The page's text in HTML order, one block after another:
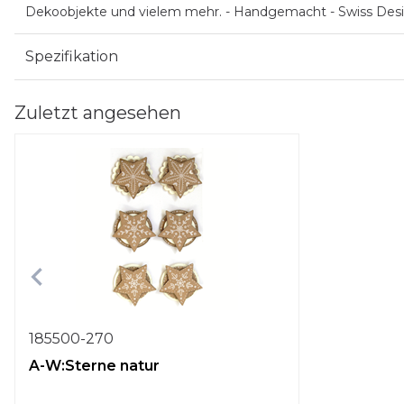
Dekoobjekte und vielem mehr. - Handgemacht - Swiss
Spezifikation
Zuletzt angesehen
185500-270
A-W:Sterne natur